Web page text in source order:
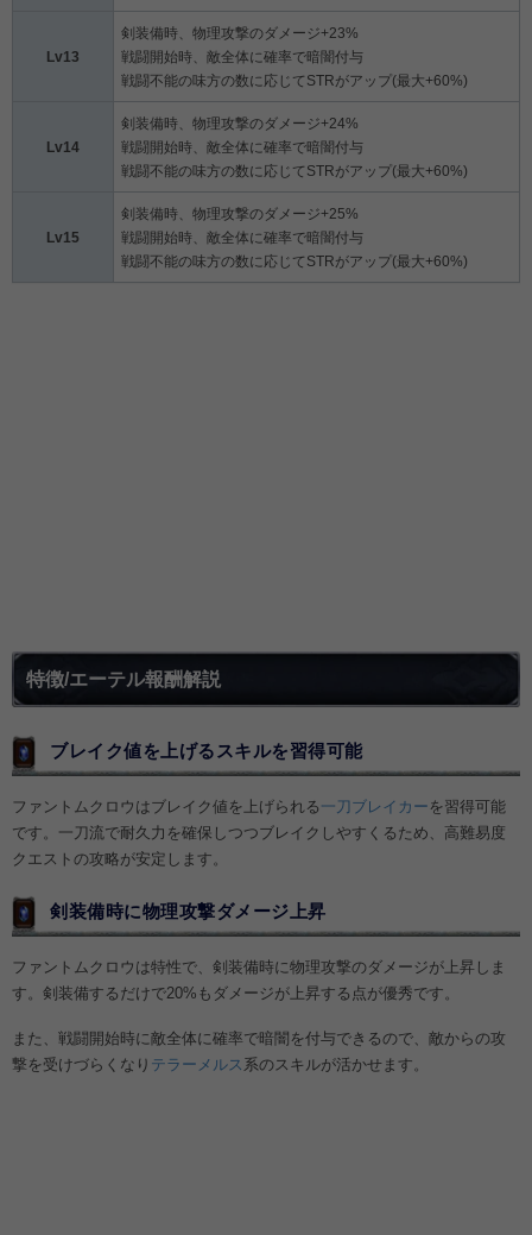
Lv13
剣装備時、物理攻撃のダメージ+23%
戦闘開始時、敵全体に確率で暗闇付与
戦闘不能の味方の数に応じてSTRがアップ(最大+60%)
Lv14
剣装備時、物理攻撃のダメージ+24%
戦闘開始時、敵全体に確率で暗闇付与
戦闘不能の味方の数に応じてSTRがアップ(最大+60%)
Lv15
剣装備時、物理攻撃のダメージ+25%
戦闘開始時、敵全体に確率で暗闇付与
戦闘不能の味方の数に応じてSTRがアップ(最大+60%)
特徴/エーテル報酬解説
ブレイク値を上げるスキルを習得可能
ファントムクロウはブレイク値を上げられる 一刀ブレイカー を習得可能
です。一刀流で耐久力を確保しつつブレイクしやすくるため、高難易度
クエストの攻略が安定します。
剣装備時に物理攻撃ダメージ上昇
ファントムクロウは特性で、剣装備時に物理攻撃のダメージが上昇しま
す。剣装備するだけで20%もダメージが上昇する点が優秀です。
また、戦闘開始時に敵全体に確率で暗闇を付与できるので、敵からの攻
撃を受けづらくなり テラーメルス 系のスキルが活かせます。